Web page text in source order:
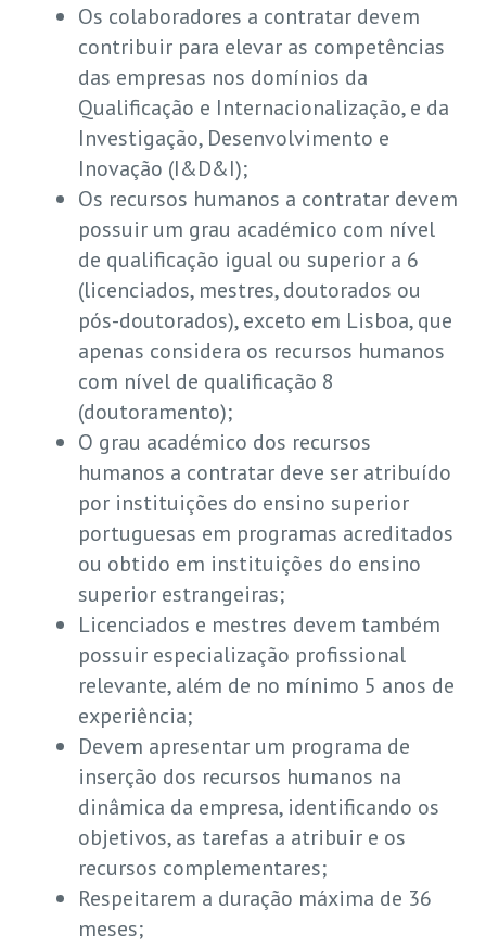
Os colaboradores a contratar devem
contribuir para elevar as competências
das empresas nos domínios da
Qualificação e Internacionalização, e da
Investigação, Desenvolvimento e
Inovação (I&D&I);
Os recursos humanos a contratar devem
possuir um grau académico com nível
de qualificação igual ou superior a 6
(licenciados, mestres, doutorados ou
pós-doutorados), exceto em Lisboa, que
apenas considera os recursos humanos
com nível de qualificação 8
(doutoramento);
O grau académico dos recursos
humanos a contratar deve ser atribuído
por instituições do ensino superior
portuguesas em programas acreditados
ou obtido em instituições do ensino
superior estrangeiras;
Licenciados e mestres devem também
possuir especialização profissional
relevante, além de no mínimo 5 anos de
experiência;
Devem apresentar um programa de
inserção dos recursos humanos na
dinâmica da empresa, identificando os
objetivos, as tarefas a atribuir e os
recursos complementares;
Respeitarem a duração máxima de 36
meses;